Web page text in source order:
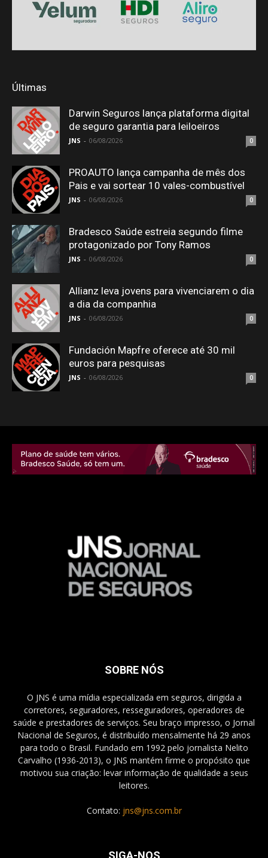
Últimas
Darwin Seguros lança plataforma digital
de seguro garantia para leiloeiros
JNS - 06/08/2026 0
PROAUTO lança campanha de mês dos
Pais e vai sortear 10 vales-combustível
JNS - 06/08/2026 0
Bradesco Saúde estreia segundo filme
protagonizado por Tony Ramos
JNS - 06/08/2026 0
Allianz leva jovens para vivenciarem o dia
a dia da companhia
JNS - 06/08/2026 0
Fundación Mapfre oferece até 30 mil
euros para pesquisas
JNS - 06/08/2026 0
SOBRE NÓS
O JNS é uma mídia especializada em seguros, dirigida a
corretores, seguradores, resseguradores, operadores de
saúde e prestadores de serviços. Seu braço impresso, o Jornal
Nacional de Seguros, é distribuído mensalmente há 29 anos
para todo o Brasil. Fundado em 1992 pelo jornalista Nelito
Carvalho (1936-2013), o JNS mantém firme o propósito que
motivou sua criação: levar informação de qualidade a seus
leitores.
Contato: jns@jns.com.br
SIGA-NOS